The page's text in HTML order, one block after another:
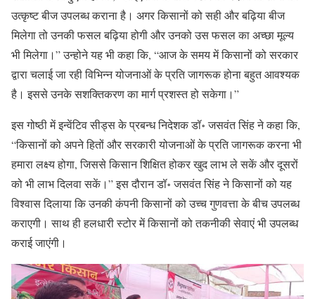
उत्कृष्ट बीज उपलब्ध कराना है। अगर किसानों को सही और बढ़िया बीज
मिलेगा तो उनकी फसल बढ़िया होगी और उनको उस फसल का अच्छा मूल्य
भी मिलेगा।” उन्होने यह भी कहा कि, “आज के समय में किसानों को सरकार
द्वारा चलाई जा रही विभिन्न योजनाओं के प्रति जागरूक होना बहुत आवश्यक
है। इससे उनके सशक्तिकरण का मार्ग प्रशस्त हो सकेगा।”
इस गोष्ठी में इन्वेंटिव सीड्स के प्रबन्ध निदेशक डॉ॰ जसवंत सिंह ने कहा कि,
“किसानों को अपने हितों और सरकारी योजनाओं के प्रति जागरूक करना भी
हमारा लक्ष्य होगा, जिससे किसान शिक्षित होकर खुद लाभ ले सकें और दूसरों
को भी लाभ दिलवा सकें।” इस दौरान डॉ॰ जसवंत सिंह ने किसानों को यह
विश्वास दिलाया कि उनकी कंपनी किसानों को उच्च गुणवत्ता के बीच उपलब्ध
कराएगी। साथ ही हलधारी स्टोर में किसानों को तकनीकी सेवाएं भी उपलब्ध
कराई जाएंगी।